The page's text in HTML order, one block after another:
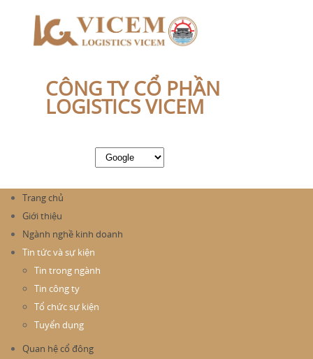
CÔNG TY CỔ PHẦN
LOGISTICS VICEM
Trang chủ
Giới thiệu
Ngành nghề kinh doanh
Tin tức và sự kiện
Tin trong ngành
Tin công ty
Tổ chức sự kiện
Tuyển dụng
Quan hệ cổ đông